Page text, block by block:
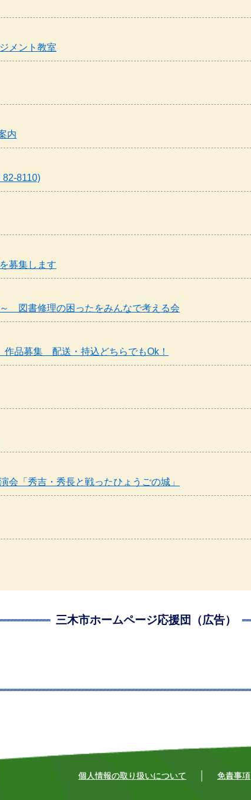
メント教室
内
82-8110)
募集します
図書修理の困ったをみんなで考える会
品募集 配送・持込どちらでもOk！
「秀吉・秀長と戦ったひょうごの城」
三木市ホームページ応援団（広告）
個人情報の取り扱いについて 免責事項